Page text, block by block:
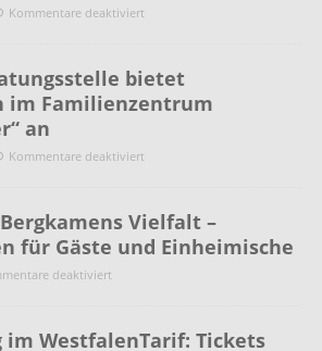
Kommentare deaktiviert
bietet
im Familienzentrum
an
Kommentare deaktiviert
Vielfalt –
für Gäste und Einheimische
deaktiviert
WestfalenTarif: Tickets